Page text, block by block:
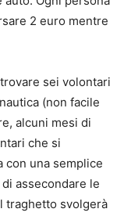
2 euro mentre
sei volontari
(non facile
alcuni mesi di
che si
con una semplice
assecondare le
traghetto svolgerà